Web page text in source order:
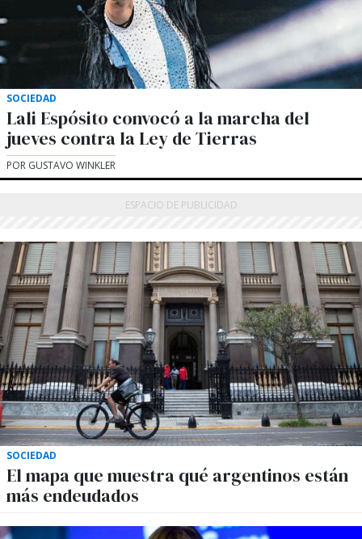
SOCIEDAD
Lali Espósito convocó a la marcha del
jueves contra la Ley de Tierras
POR GUSTAVO WINKLER
SOCIEDAD
El mapa que muestra qué argentinos están
más endeudados